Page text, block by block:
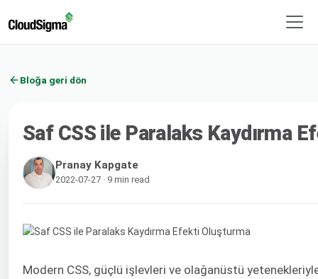
Bloğa geri dön
Saf CSS ile Paralaks Kaydırma
Pranay Kapgate
2022-07-27 · 9 min read
Modern CSS, güçlü işlevleri ve olağanüstü